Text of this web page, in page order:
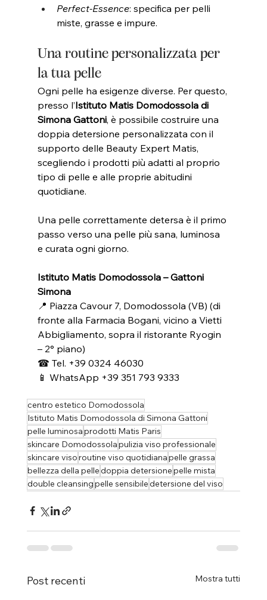
Perfect-Essence: specifica per pelli
miste, grasse e impure.
Una routine personalizzata per
la tua pelle
Ogni pelle ha esigenze diverse. Per questo,
presso l’Istituto Matis Domodossola di
Simona Gattoni, è possibile costruire una
doppia detersione personalizzata con il
supporto delle Beauty Expert Matis,
scegliendo i prodotti più adatti al proprio
tipo di pelle e alle proprie abitudini
quotidiane.
Una pelle correttamente detersa è il primo
passo verso una pelle più sana, luminosa
e curata ogni giorno.
Istituto Matis Domodossola – Gattoni
Simona
📍 Piazza Cavour 7, Domodossola (VB) (di
fronte alla Farmacia Bogani, vicino a Vietti
Abbigliamento, sopra il ristorante Ryogin
– 2° piano)
☎ Tel. +39 0324 46030
📱 WhatsApp +39 351 793 9333
centro estetico Domodossola
Istituto Matis Domodossola di Simona Gattoni
pelle luminosaprodotti Matis Paris
skincare Domodossolapulizia viso professionale
skincare visoroutine viso quotidianapelle grassa
bellezza della pelledoppia detersionepelle mista
double cleansingpelle sensibiledetersione del viso
Post recenti Mostra tutti